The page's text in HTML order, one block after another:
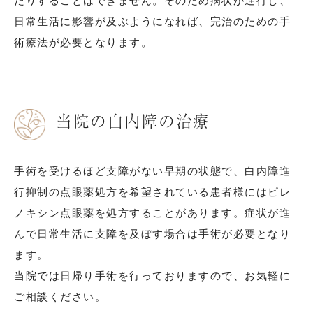
日常生活に影響が及ぶようになれば、完治のための手
術療法が必要となります。
当院の白内障の治療
手術を受けるほど支障がない早期の状態で、白内障進
行抑制の点眼薬処方を希望されている患者様にはピレ
ノキシン点眼薬を処方することがあります。症状が進
んで日常生活に支障を及ぼす場合は手術が必要となり
ます。
当院では日帰り手術を行っておりますので、お気軽に
ご相談ください。